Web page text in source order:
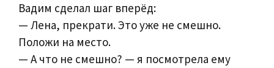
Вадим сделал шаг вперёд:
— Лена, прекрати. Это уже не смешно.
Положи на место.
— А что не смешно? — я посмотрела ему